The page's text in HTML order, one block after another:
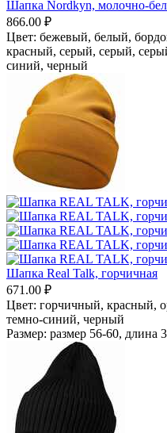
Шапка Nordkyn, молочно-
866.00 ₽
Цвет: бежевый, белый,
красный, серый, серый,
синий, черный
Шапка Real Talk, горчичная
671.00 ₽
Цвет: горчичный, красный,
темно-синий, черный
Размер: размер 56-60, длина